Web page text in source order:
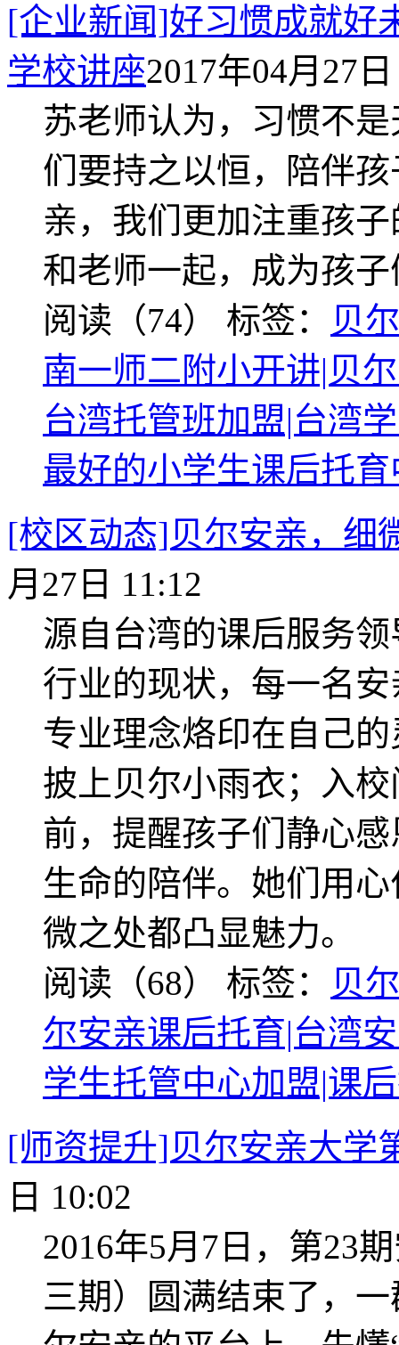
[企业新闻]好习惯成就
学校讲座2017年04月27
苏老师认为，习惯不
们要持之以恒，陪伴
亲，我们更加注重孩
和老师一起，成为孩
阅读（74） 标签：
贝
南一师二附小开讲|贝
台湾托管班加盟|台湾
最好的小学生课后托
[校区动态]贝尔安亲，细
月27日 11:12
源自台湾的课后服务
行业的现状，每一名
专业理念烙印在自己
披上贝尔小雨衣；入
前，提醒孩子们静心
生命的陪伴。她们用
微之处都凸显魅力。
阅读（68） 标签：
贝
尔安亲课后托育|台湾
学生托管中心加盟|课
[师资提升]贝尔安亲大学
日 10:02
2016年5月7日，第23
三期）圆满结束了，